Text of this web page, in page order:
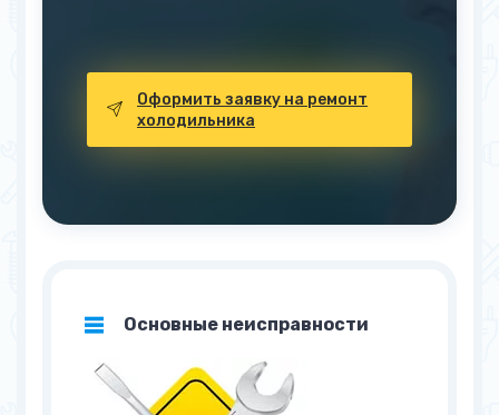
Оформить заявку на ремонт
холодильника
Основные неисправности